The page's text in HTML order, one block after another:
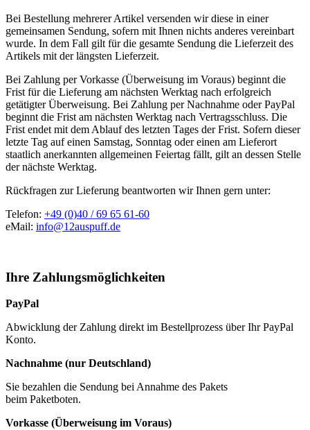
Bei Bestellung mehrerer Artikel versenden wir diese in einer
gemeinsamen Sendung, sofern mit Ihnen nichts anderes vereinbart
wurde. In dem Fall gilt für die gesamte Sendung die Lieferzeit des
Artikels mit der längsten Lieferzeit.
Bei Zahlung per Vorkasse (Überweisung im Voraus) beginnt die
Frist für die Lieferung am nächsten Werktag nach erfolgreich
getätigter Überweisung. Bei Zahlung per Nachnahme oder PayPal
beginnt die Frist am nächsten Werktag nach Vertragsschluss. Die
Frist endet mit dem Ablauf des letzten Tages der Frist. Sofern dieser
letzte Tag auf einen Samstag, Sonntag oder einen am Lieferort
staatlich anerkannten allgemeinen Feiertag fällt, gilt an dessen Stelle
der nächste Werktag.
Rückfragen zur Lieferung beantworten wir Ihnen gern unter:
Telefon: +49 (0)40 / 69 65 61-60
eMail: info@12auspuff.de
Ihre Zahlungsmöglichkeiten
PayPal
Abwicklung der Zahlung direkt im Bestellprozess über Ihr PayPal
Konto.
Nachnahme (nur Deutschland)
Sie bezahlen die Sendung bei Annahme des Pakets
beim Paketboten.
Vorkasse (Überweisung im Voraus)